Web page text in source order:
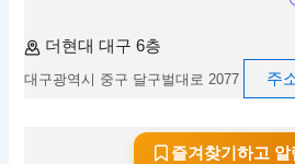
더현대 대구 6층
대구광역시 중구 달구벌대로 2077 주
즐겨찾기하고 알